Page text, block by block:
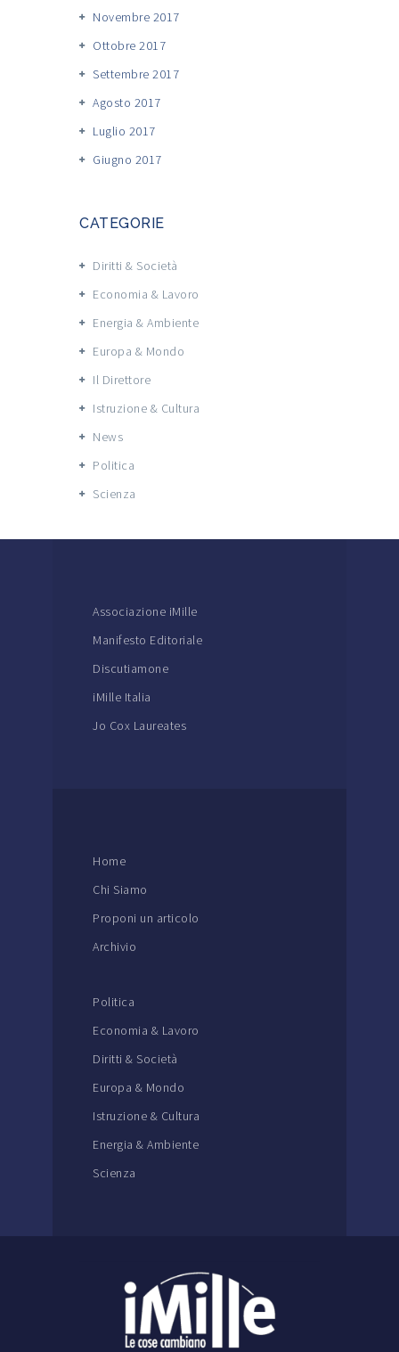
Novembre 2017
Ottobre 2017
Settembre 2017
Agosto 2017
Luglio 2017
Giugno 2017
CATEGORIE
Diritti & Società
Economia & Lavoro
Energia & Ambiente
Europa & Mondo
Il Direttore
Istruzione & Cultura
News
Politica
Scienza
Associazione iMille
Manifesto Editoriale
Discutiamone
iMille Italia
Jo Cox Laureates
Home
Chi Siamo
Proponi un articolo
Archivio
Politica
Economia & Lavoro
Diritti & Società
Europa & Mondo
Istruzione & Cultura
Energia & Ambiente
Scienza